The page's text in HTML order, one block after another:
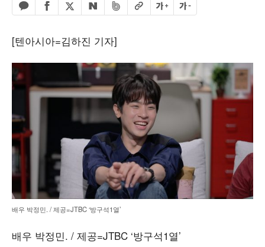
카카오톡 공유하기
페이스북 공유하기
엑스 공유하기
네이버 공유하기
밴드 공유하기
URL복사글자 크게글자 작게
[텐아시아=김하진 기자]
배우 박정민. / 제공=JTBC ‘방구석1열’
배우 박정민. / 제공=JTBC ‘방구석1열’